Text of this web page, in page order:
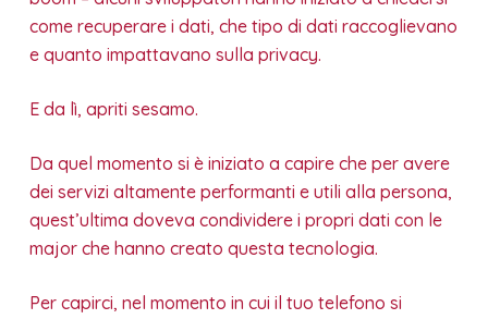
come recuperare i dati, che tipo di dati raccoglievano
e quanto impattavano sulla privacy.
E da lì, apriti sesamo.
Da quel momento si è iniziato a capire che per avere
dei servizi altamente performanti e utili alla persona,
quest’ultima doveva condividere i propri dati con le
major che hanno creato questa tecnologia.
Per capirci, nel momento in cui il tuo telefono si